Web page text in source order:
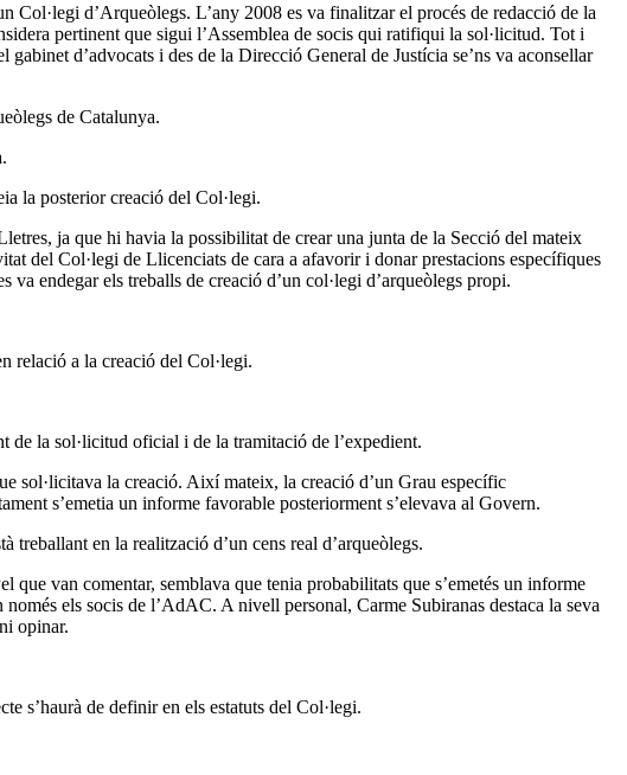
Col·legi d’Arqueòlegs. L’any 2008 es va finalitzar el procés de redacció de la
pertinent que sigui l’Assemblea de socis qui ratifiqui la sol·licitud. Tot i
d’advocats i des de la Direcció General de Justícia se’ns va aconsellar
de Catalunya.
la posterior creació del Col·legi.
ja que hi havia la possibilitat de crear una junta de la Secció del mateix
del Col·legi de Llicenciats de cara a afavorir i donar prestacions específiques
va endegar els treballs de creació d’un col·legi d’arqueòlegs propi.
relació a la creació del Col·legi.
de la sol·licitud oficial i de la tramitació de l’expedient.
sol·licitava la creació. Així mateix, la creació d’un Grau específic
s’emetia un informe favorable posteriorment s’elevava al Govern.
treballant en la realització d’un cens real d’arqueòlegs.
que van comentar, semblava que tenia probabilitats que s’emetés un informe
els socis de l’AdAC. A nivell personal, Carme Subiranas destaca la seva
opinar.
s’haurà de definir en els estatuts del Col·legi.